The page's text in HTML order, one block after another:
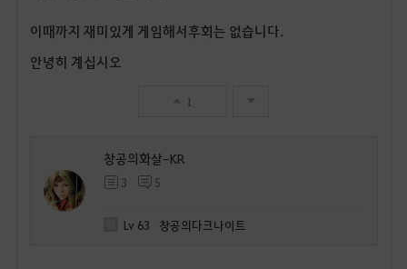
이때까지 재미있게 게임해서후회는 없습니다.
안녕히 계십시오
1
창공의화살-KR
3 5
Lv 63 창공의다크나이트